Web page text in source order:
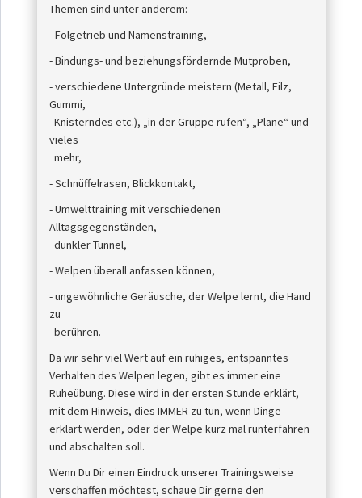
Themen sind unter anderem:
- Folgetrieb und Namenstraining,
- Bindungs- und beziehungsfördernde Mutproben,
- verschiedene Untergründe meistern (Metall, Filz,
Gummi,
Knisterndes etc.), „in der Gruppe rufen“, „Plane“ und
vieles
mehr,
- Schnüffelrasen, Blickkontakt,
- Umwelttraining mit verschiedenen
Alltagsgegenständen,
dunkler Tunnel,
- Welpen überall anfassen können,
- ungewöhnliche Geräusche, der Welpe lernt, die Hand
zu
berühren.
Da wir sehr viel Wert auf ein ruhiges, entspanntes
Verhalten des Welpen legen, gibt es immer eine
Ruheübung. Diese wird in der ersten Stunde erklärt,
mit dem Hinweis, dies IMMER zu tun, wenn Dinge
erklärt werden, oder der Welpe kurz mal runterfahren
und abschalten soll.
Wenn Du Dir einen Eindruck unserer Trainingsweise
verschaffen möchtest, schaue Dir gerne den